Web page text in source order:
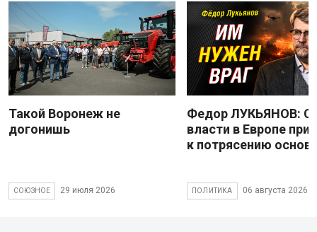
Такой Воронеж не
догонишь
СОЮЗНОЕ 29 июля 2026
Федор ЛУКЬЯНОВ:
власти в Европе
к потрясению основ
ПОЛИТИКА 06 августа 2026